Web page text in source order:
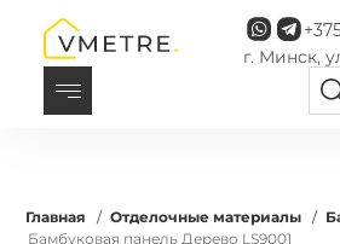
г. Минск,
Главная / Отделочные материалы /
Бамбуковая панель Дерево LS9001